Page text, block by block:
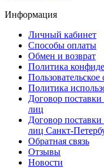
Информация
Личный кабинет
Способы оплаты
Обмен и возврат
Политика
Пользовательское
Политика
Договор
лиц
Договор
лиц Санкт-
Обратная связь
Отзывы
Новости